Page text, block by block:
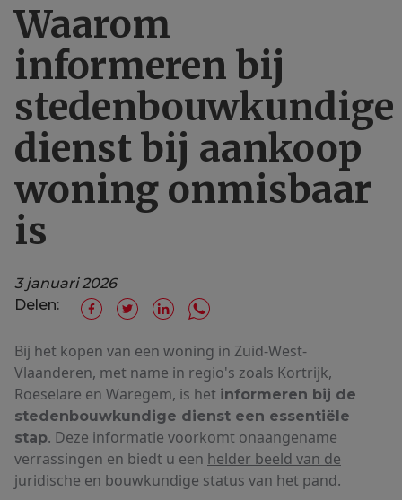
Waarom
informeren bij
stedenbouwkundige
dienst bij aankoop
woning onmisbaar
is
3 januari 2026
Delen:
Bij het kopen van een woning in Zuid-West-
Vlaanderen, met name in regio's zoals Kortrijk,
Roeselare en Waregem, is het informeren bij de
stedenbouwkundige dienst een essentiële
stap. Deze informatie voorkomt onaangename
verrassingen en biedt u een helder beeld van de
juridische en bouwkundige status van het pand.